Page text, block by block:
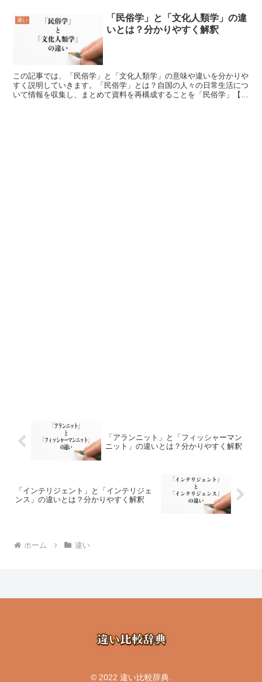
違い
「民俗学」と「文化人類学」の違
いとは？分かりやすく解釈
この記事では、「民俗学」と「文化人類学」の意味や違いを分かりや
すく説明していきます。「民俗学」とは？自国の人々の日常生活につ
いて情報を収集し、まとめて資料を再構成することを「民俗学」【み
「アランニット」と「フィッシャーマン
ニット」の違いとは？分かりやすく解釈
「インテリジェント」と「インテリジェ
ンス」の違いとは？分かりやすく解釈
ホーム 違い
© 2022 違い比較辞典.